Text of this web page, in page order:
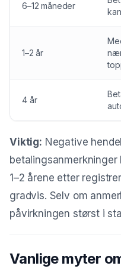
6–12 måneder
1–2 år
4 år
Viktig: Negative
1–2 årene etter
gradvis. Selv om
påvirkningen størst i
Vanlige myter